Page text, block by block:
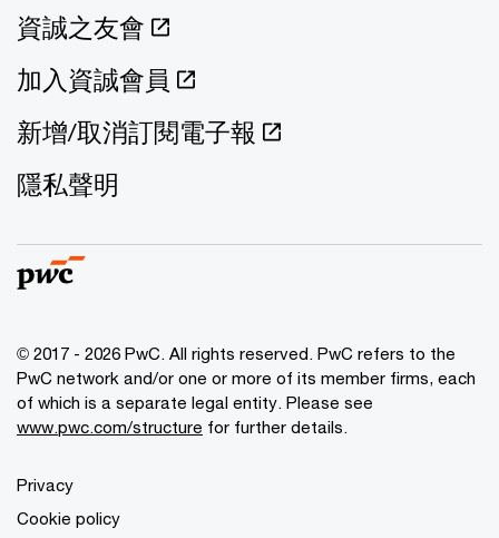
資誠之友會
加入資誠會員
新增/取消訂閱電子報
隱私聲明
© 2017 - 2026 PwC. All rights reserved. PwC refers to the
PwC network and/or one or more of its member firms, each
of which is a separate legal entity. Please see
www.pwc.com/structure for further details.
Privacy
Cookie policy